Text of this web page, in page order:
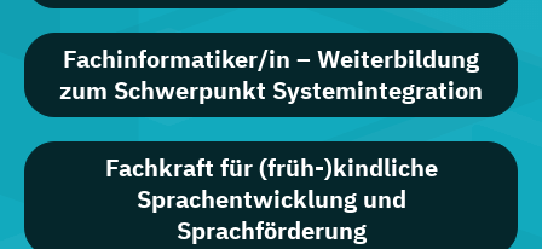
Fachinformatiker/in – Weiterbildung
zum Schwerpunkt Systemintegration
Fachkraft für (früh-)kindliche
Sprachentwicklung und
Sprachförderung